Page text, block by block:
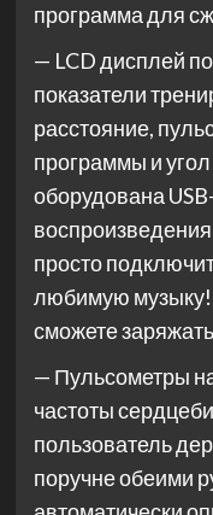
программа для
— LCD дисплей
показатели
расстояние,
программы и
оборудована
просто
любимую музыку!
сможете
— Пульсометры
частоты
пользователь
поручне обеими